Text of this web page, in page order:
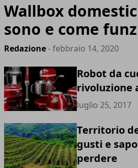
Wallbox
sono e come
Redazione- febbraio 14, 2020
Robot da
rivoluzione
luglio 25, 2017
Territorio
gusti e
perdere